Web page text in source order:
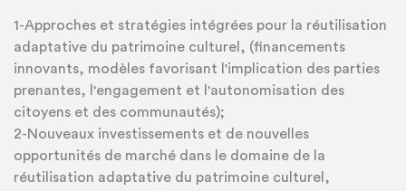
1-Approches et stratégies intégrées pour la réutilisation
adaptative du patrimoine culturel, (financements
innovants, modèles favorisant l'implication des parties
prenantes, l'engagement et l'autonomisation des
citoyens et des communautés);
2-Nouveaux investissements et de nouvelles
opportunités de marché dans le domaine de la
réutilisation adaptative du patrimoine culturel,